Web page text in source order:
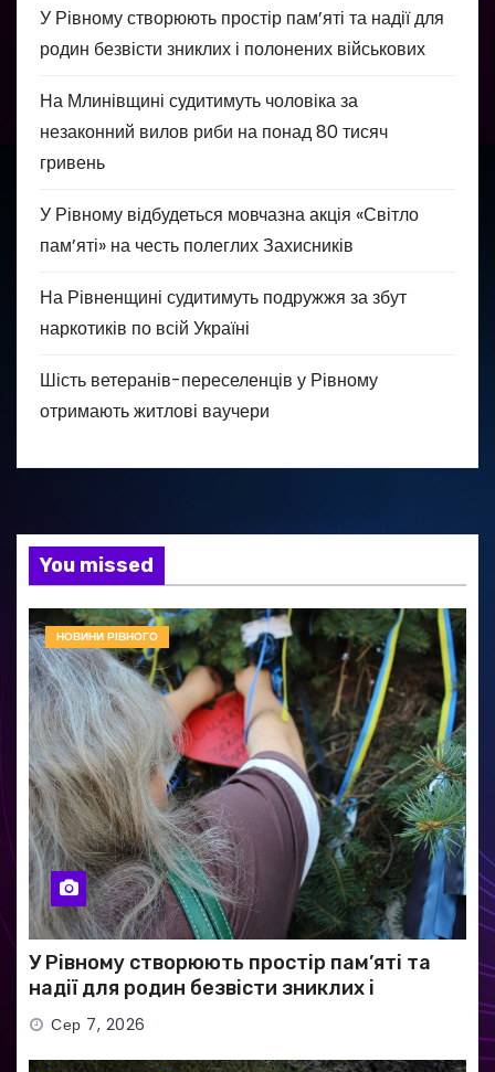
У Рівному створюють простір пам’яті та надії для
родин безвісти зниклих і полонених військових
На Млинівщині судитимуть чоловіка за
незаконний вилов риби на понад 80 тисяч
гривень
У Рівному відбудеться мовчазна акція «Світло
пам’яті» на честь полеглих Захисників
На Рівненщині судитимуть подружжя за збут
наркотиків по всій Україні
Шість ветеранів-переселенців у Рівному
отримають житлові ваучери
You missed
НОВИНИ РІВНОГО
У Рівному створюють простір пам’яті та
надії для родин безвісти зниклих і
полонених військових
Сер 7, 2026